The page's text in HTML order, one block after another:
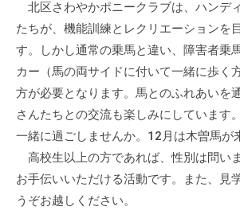
機
材
の
貸
出
な
の
事
北区さわやかポニークラブは、ハンデ
たちが、機能訓練とレクリエーションを
す。しかし通常の乗馬と違い、障害者乗
カー（馬の両サイドに付いて一緒に歩く
方が必要となります。馬とのふれあいを
さんたちとの交流も楽しみにしています
一緒に過ごしませんか。12月は木曽馬が
高校生以上の方であれば、性別は問い
お手伝いいただける活動です。また、見
うぞお越しください。